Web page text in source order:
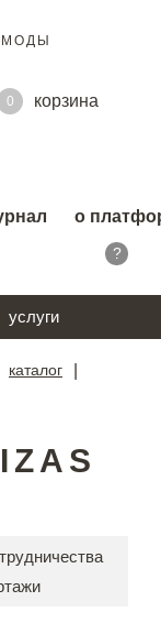
0
корзина
о
?
услуги
каталог